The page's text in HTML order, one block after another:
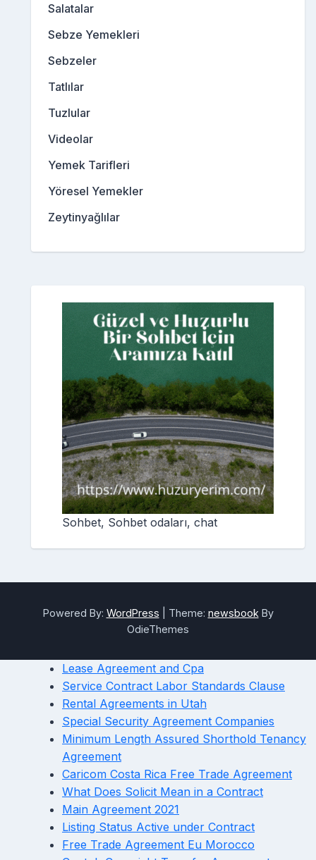
Salatalar
Sebze Yemekleri
Sebzeler
Tatlılar
Tuzlular
Videolar
Yemek Tarifleri
Yöresel Yemekler
Zeytinyağlılar
Sohbet, Sohbet odaları, chat
Powered By: WordPress Theme: newsbook By
OdieThemes
Lease Agreement and Cpa
Service Contract Labor Standards Clause
Rental Agreements in Utah
Special Security Agreement Companies
Minimum Length Assured Shorthold Tenancy
Agreement
Caricom Costa Rica Free Trade Agreement
What Does Solicit Mean in a Contract
Main Agreement 2021
Listing Status Active under Contract
Free Trade Agreement Eu Morocco